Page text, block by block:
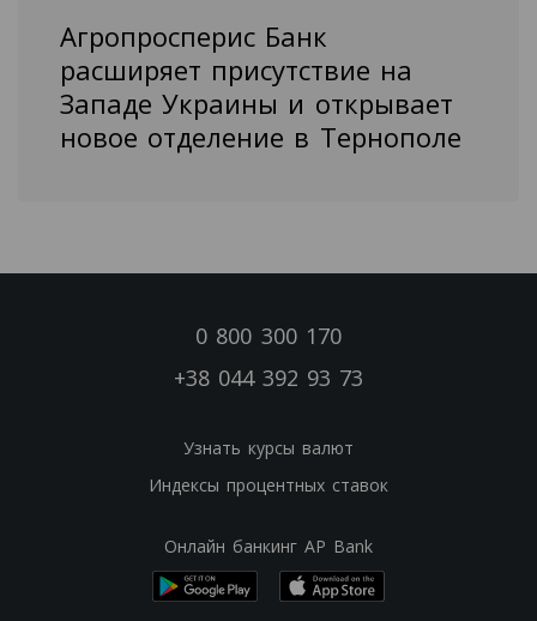
Агропросперис Банк
расширяет присутствие на
Западе Украины и открывает
новое отделение в Тернополе
0 800 300 170
+38 044 392 93 73
Узнать курсы валют
Индексы процентных ставок
Онлайн банкинг AP Bank